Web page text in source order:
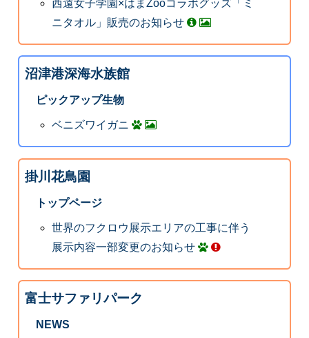
西遠女子学園×はまZooコラボグッズ「ミ
ニタオル」販売のお知らせ
沼津港深海水族館
ピックアップ生物
ベニズワイガニ
掛川花鳥園
トップページ
世界のフクロウ展示エリアの工事に伴う
展示内容一部変更のお知らせ
富士サファリパーク
NEWS